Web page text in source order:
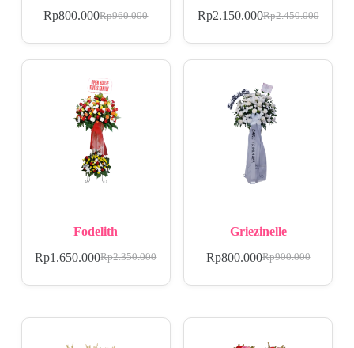
Rp960.000
Rp800.000 Rp2.450.000
Rp2.150.000
Fodelith
Rp2.350.000
Rp1.650.000
Griezinelle
Rp900.000
Rp800.000